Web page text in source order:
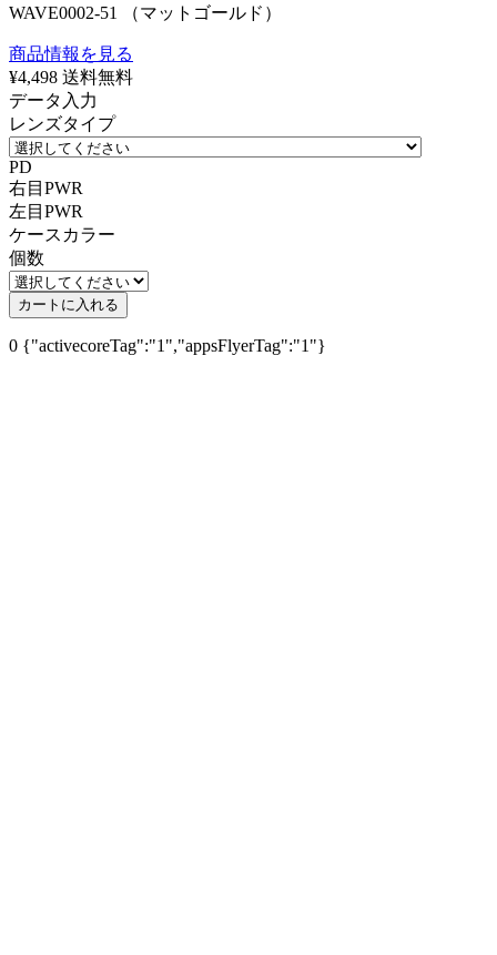
WAVE0002-51 （マットゴールド）
商品情報を見る
¥4,498 送料無料
データ入力
レンズタイプ
PD
右目PWR
左目PWR
ケースカラー
個数
カートに入れる
0 {"activecoreTag":"1","appsFlyerTag":"1"}